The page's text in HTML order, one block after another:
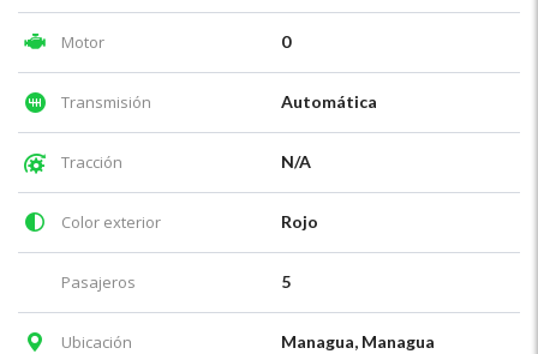
Motor 0
Transmisión Automática
Tracción N/A
Color exterior Rojo
Pasajeros 5
Ubicación Managua, Managua